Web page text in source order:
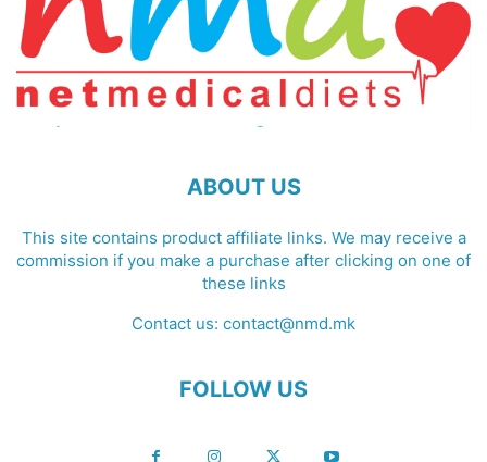
ABOUT US
This site contains product affiliate links. We may receive a
commission if you make a purchase after clicking on one of
these links
Contact us: contact@nmd.mk
FOLLOW US